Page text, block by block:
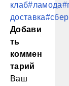
клаб#ламода
доставка
Добави
ть
коммен
тарий
Ваш